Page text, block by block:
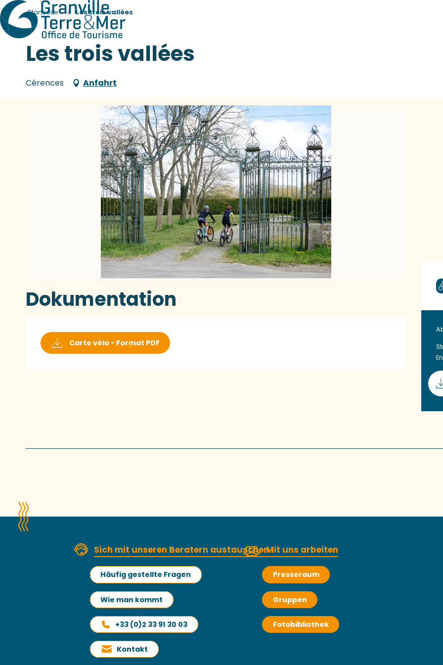
Startseite Les trois vallées
Les trois vallées
Cérences Anfahrt
Dokumentation
Carte vélo - Format PDF
Sich mit unseren Beratern austauschen
Häufig gestellte Fragen
Wie man kommt
+33 (0)2 33 91 30 03
Kontakt
Mit uns arbeiten
Presseraum
Gruppen
Fotobibliothek